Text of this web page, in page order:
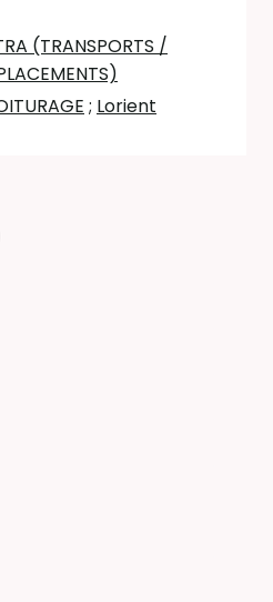
(TRANSPORTS /
; Lorient